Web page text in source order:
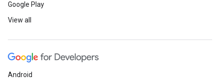
Google Play
View all
Android